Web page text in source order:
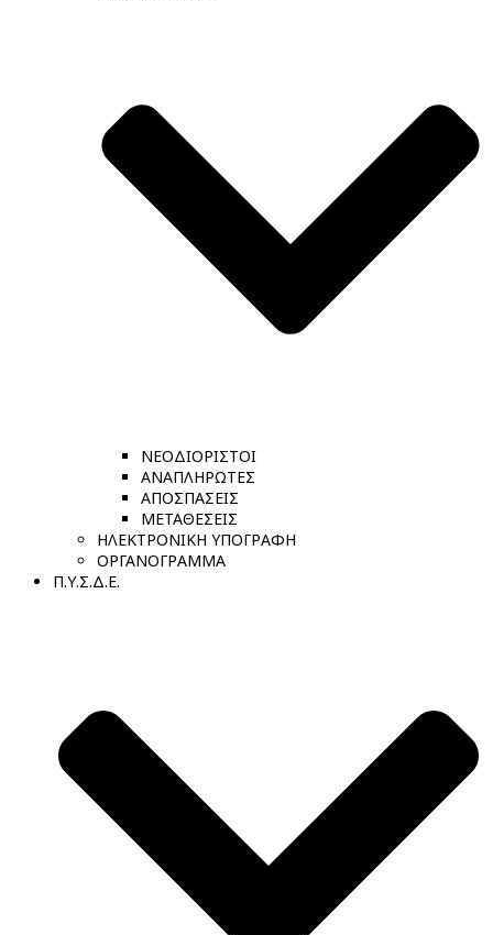
ΝΕΟΔΙΟΡΙΣΤΟΙ
ΑΝΑΠΛΗΡΩΤΕΣ
ΑΠΟΣΠΑΣΕΙΣ
ΜΕΤΑΘΕΣΕΙΣ
ΗΛΕΚΤΡΟΝΙΚΗ ΥΠΟΓΡΑΦΗ
ΟΡΓΑΝΟΓΡΑΜΜΑ
Π.Υ.Σ.Δ.Ε.